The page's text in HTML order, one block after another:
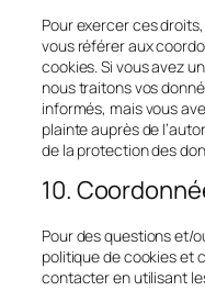
Pour exercer ces
vous référer aux
cookies. Si vous avez
nous traitons vos
informés, mais vous
plainte auprès de
de la protection des
10.
Pour des questions et/
politique de cookies et
contacter en utilisant